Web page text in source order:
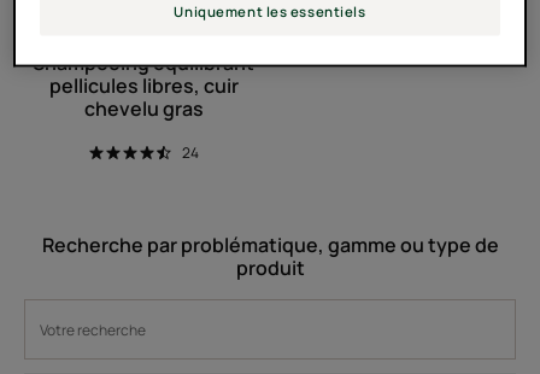
Shampooing équilibrant
pellicules libres, cuir
chevelu gras
24
Recherche par problématique, gamme ou type de
produit
Uniquement les essentiels